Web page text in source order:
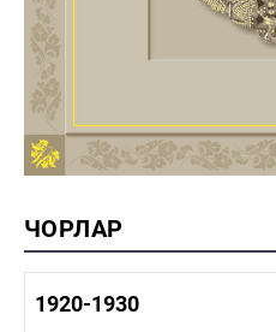
ЧОРЛАР
1920-1930